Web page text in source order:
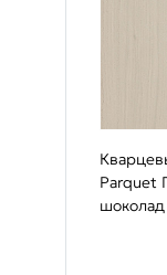
Parquet
шоколад